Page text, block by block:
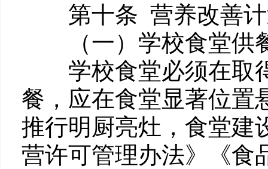
第十条 营养改善计
（一）学校食堂供
学校食堂必须在取得
餐，应在食堂显著位置
推行明厨亮灶，食堂建
营许可管理办法》《食